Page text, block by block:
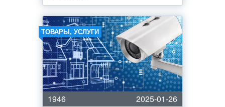
ТОВАРЫ, УСЛУГИ
1946
2025-01-26